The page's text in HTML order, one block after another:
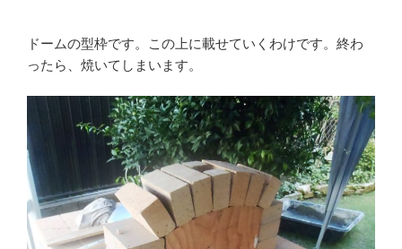
ドームの型枠です。この上に載せていくわけです。終わ
ったら、焼いてしまいます。